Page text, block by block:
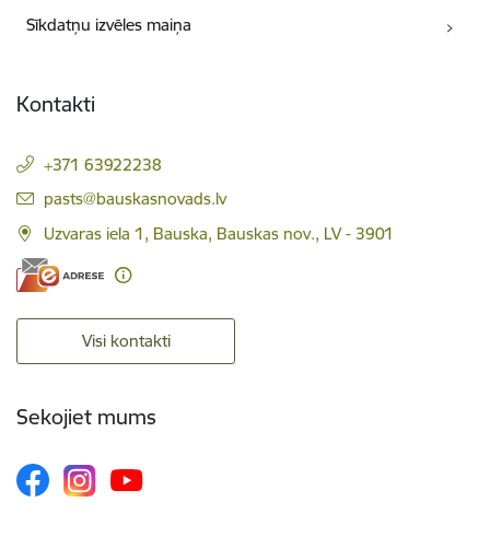
Sīkdatņu izvēles maiņa
Kontakti
+371 63922238
E-pasts:
pasts@bauskasnovads.lv
Uzvaras iela 1, Bauska, Bauskas nov., LV - 3901
Visi kontakti
Sekojiet mums